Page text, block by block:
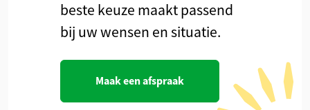
beste keuze maakt passend
bij uw wensen en situatie.
Maak een afspraak